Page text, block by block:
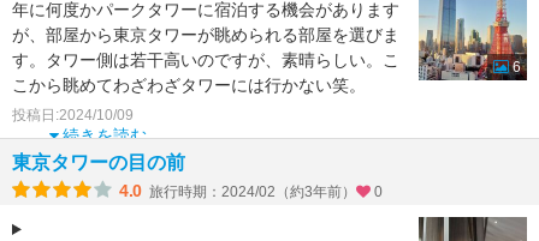
年に何度かパークタワーに宿泊する機会があります
が、部屋から東京タワーが眺められる部屋を選びま
す。タワー側は若干高いのですが、素晴らしい。こ
こから眺めてわざわざタワーには行かない笑。
余裕がある時はエ
続きを読む
投稿日:2024/10/09
6
東京タワーの目の前
4.0 旅行時期：2024/02（約3年前） 0